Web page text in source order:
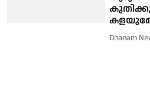
Dhanam